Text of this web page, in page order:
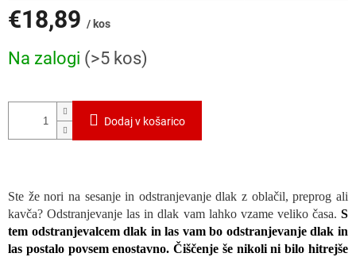
€18,89 / kos
mere:
Na zalogi (>5 kos)
Dodaj v košarico
Ste že nori na sesanje in odstranjevanje dlak z oblačil, preprog ali
kavča? Odstranjevanje las in dlak vam lahko vzame veliko časa. S
tem odstranjevalcem dlak in las vam bo odstranjevanje dlak in
las postalo povsem enostavno. Čiščenje še nikoli ni bilo hitrejše